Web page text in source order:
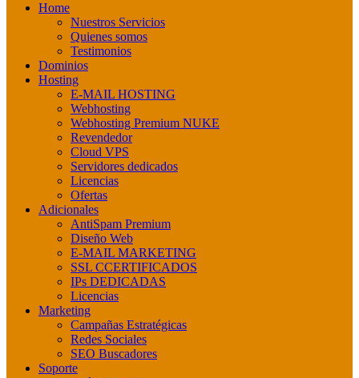
Home
Nuestros Servicios
Quienes somos
Testimonios
Dominios
Hosting
E-MAIL HOSTING
Webhosting
Webhosting Premium NUKE
Revendedor
Cloud VPS
Servidores dedicados
Licencias
Ofertas
Adicionales
AntiSpam Premium
Diseño Web
E-MAIL MARKETING
SSL CCERTIFICADOS
IPs DEDICADAS
Licencias
Marketing
Campañas Estratégicas
Redes Sociales
SEO Buscadores
Soporte